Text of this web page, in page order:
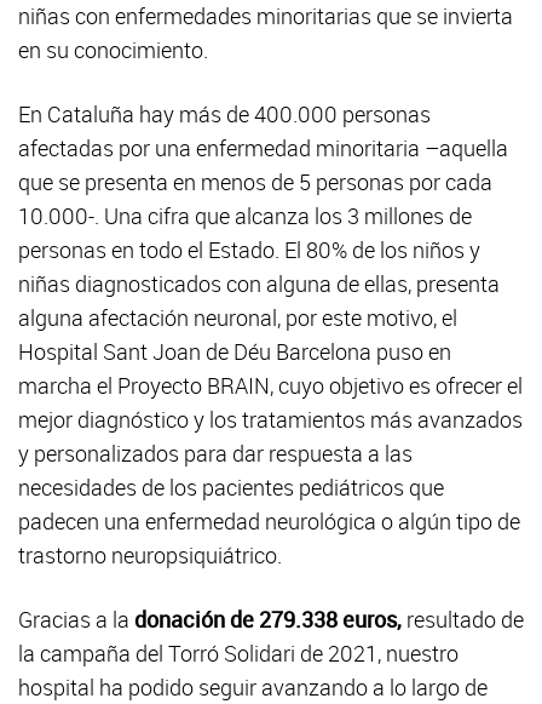
niñas con enfermedades minoritarias que se invierta
en su conocimiento.
En Cataluña hay más de 400.000 personas
afectadas por una enfermedad minoritaria –aquella
que se presenta en menos de 5 personas por cada
10.000-. Una cifra que alcanza los 3 millones de
personas en todo el Estado. El 80% de los niños y
niñas diagnosticados con alguna de ellas, presenta
alguna afectación neuronal, por este motivo, el
Hospital Sant Joan de Déu Barcelona puso en
marcha el Proyecto BRAIN, cuyo objetivo es ofrecer el
mejor diagnóstico y los tratamientos más avanzados
y personalizados para dar respuesta a las
necesidades de los pacientes pediátricos que
padecen una enfermedad neurológica o algún tipo de
trastorno neuropsiquiátrico.
Gracias a la donación de 279.338 euros, resultado de
la campaña del Torró Solidari de 2021, nuestro
hospital ha podido seguir avanzando a lo largo de